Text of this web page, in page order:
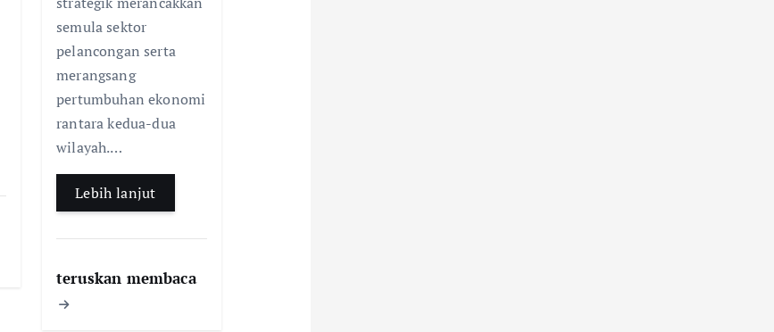
semula sektor
pelancongan serta
merangsang
pertumbuhan ekonomi
rantara kedua-dua
wilayah.…
Lebih lanjut
teruskan membaca